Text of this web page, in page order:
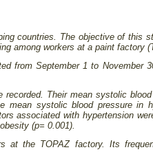
countries. The objective of this
among workers at a paint factory
from September 1 to November
Their mean systolic blood
systolic blood pressure in
associated with hypertension
(p= 0.001).
at the TOPAZ factory. Its